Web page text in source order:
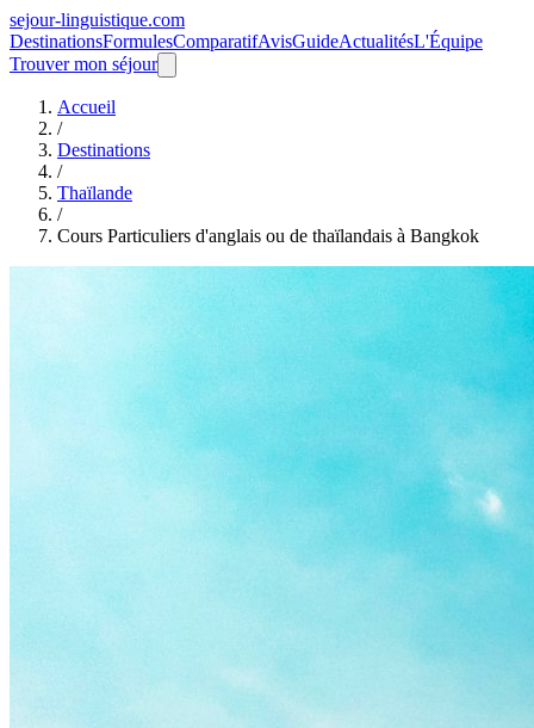
sejour-linguistique.com
DestinationsFormulesComparatifAvisGuideActualitésL'Équipe
Trouver mon séjour
Accueil
/
Destinations
/
Thaïlande
/
Cours Particuliers d'anglais ou de thaïlandais à Bangkok